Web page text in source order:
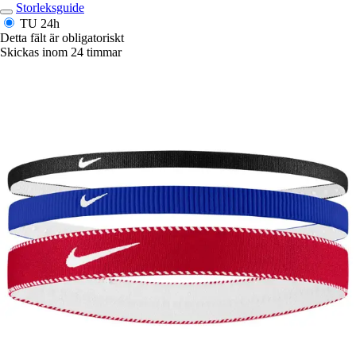
Storleksguide
TU 24h
Detta fält är obligatoriskt
Skickas inom 24 timmar